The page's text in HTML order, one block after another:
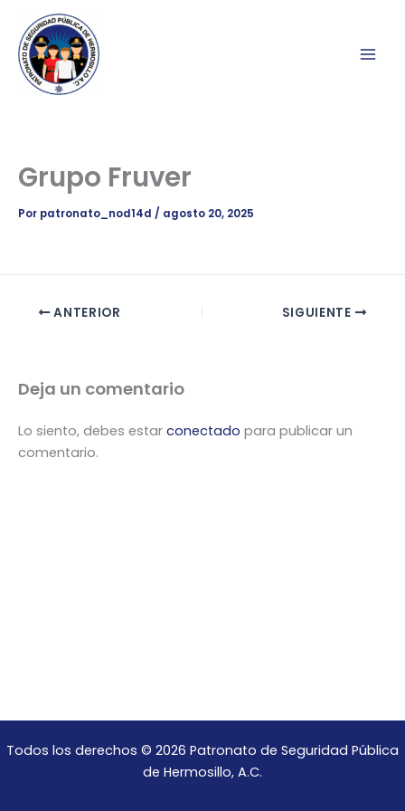
contenido
Grupo Fruver
Por patronato_nod14d / agosto 20, 2025
ANTERIOR SIGUIENTE
Deja un comentario
Lo siento, debes estar conectado para publicar un
comentario.
Todos los derechos © 2026 Patronato de Seguridad Pública
de Hermosillo, A.C.